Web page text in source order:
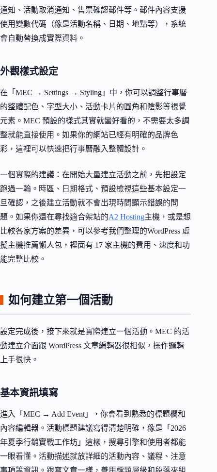
通知、活動取消通知、售票確認郵件等。郵件內容支援
使用變數代碼（像是活動名稱、日期、地點等），系統
會自動替換成實際資料。
外觀樣式設定
在「MEC → Settings → Styling」中，你可以調整行事曆
的整體配色、字型大小、活動卡片的圓角和陰影等視覺
元素。MEC 預設的樣式其實就蠻好看的，不需要太多調
整就能直接使用。如果你的網站已經有明確的品牌色
彩，這裡可以快速把行事曆融入整體設計。
一個實際的建議：在開始大量建立活動之前，先把設定
跑過一輪。時區、日期格式、預設檢視這些基本設定一
旦確認，之後建立活動就不會出現時間顯示錯誤的問
題。如果你還在尋找適合架站的A2 Hosting主機，或是想
比較各家方案的差異，可以參考我們整理的WordPress 虛
擬主機推薦懶人包，裡面有 17 家主機的費用、速度和功
能完整比較。
如何建立第一個活動
設定完成後，接下來就是實際建立一個活動。MEC 的活
動建立介面跟 WordPress 文章編輯器很相似，操作邏輯
上手很快。
基本資訊填寫
進入「MEC → Add Event」，你會看到熟悉的標題欄和
內容編輯器。活動標題建議寫得清楚明確，像是「2026
年夏季行銷實戰工作坊」這樣，搜尋引擎和使用者都能
一眼看懂。活動描述就放詳細的活動內容、議程、注意